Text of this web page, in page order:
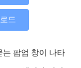
드
팝업 창이 나타